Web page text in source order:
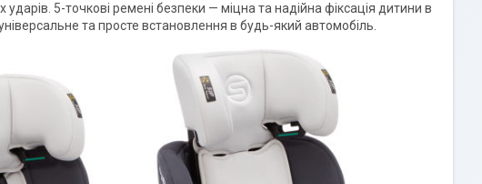
5-точкові ремені безпеки — міцна та надійна фіксація дитини в
та просте встановлення в будь-який автомобіль.